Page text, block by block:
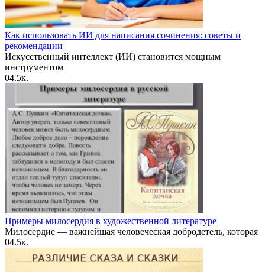
Как использовать ИИ для написания сочинения: советы и
рекомендации
Искусственный интеллект (ИИ) становится мощным
инструментом
04.5к.
Примеры милосердия в художественной литературе
Милосердие — важнейшая человеческая добродетель, которая
04.5к.